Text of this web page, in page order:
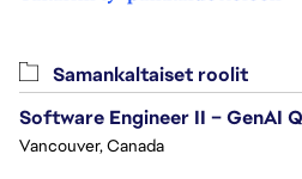
Samankaltaiset roolit
Software Engineer II – GenAI
Vancouver, Canada